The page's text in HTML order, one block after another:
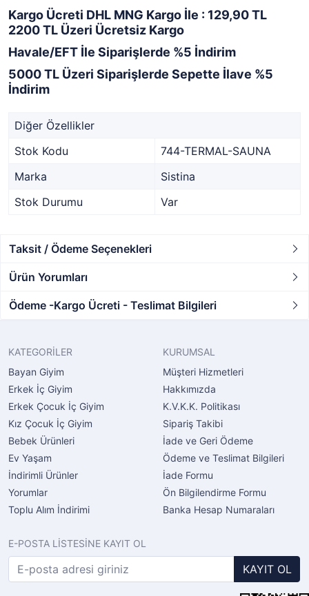
Kargo Ücreti DHL MNG Kargo İle : 129,90 TL
2200 TL Üzeri Ücretsiz Kargo
Havale/EFT İle Siparişlerde %5 İndirim
5000 TL Üzeri Siparişlerde Sepette İlave %5
İndirim
Diğer Özellikler
Stok Kodu
744-TERMAL-SAUNA
Marka
Sistina
Stok Durumu
Var
Taksit / Ödeme Seçenekleri
Ürün Yorumları
Ödeme -Kargo Ücreti - Teslimat Bilgileri
KATEGORİLER
Bayan Giyim
Erkek İç Giyim
Erkek Çocuk İç Giyim
Kız Çocuk İç Giyim
Bebek Ürünleri
Ev Yaşam
İndirimli Ürünler
Yorumlar
Toplu Alım İndirimi
KURUMSAL
Müşteri Hizmetleri
Hakkımızda
K.V.K.K. Politikası
Sipariş Takibi
İade ve Geri Ödeme
Ödeme ve Teslimat Bilgileri
İade Formu
Ön Bilgilendirme Formu
Banka Hesap Numaraları
E-POSTA LİSTESİNE KAYIT OL
KAYIT OL